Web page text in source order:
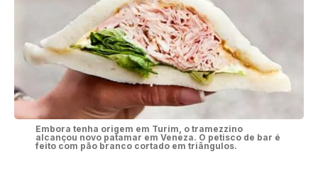
Embora tenha origem em Turim, o tramezzino
alcançou novo patamar em Veneza. O petisco de bar é
feito com pão branco cortado em triângulos.